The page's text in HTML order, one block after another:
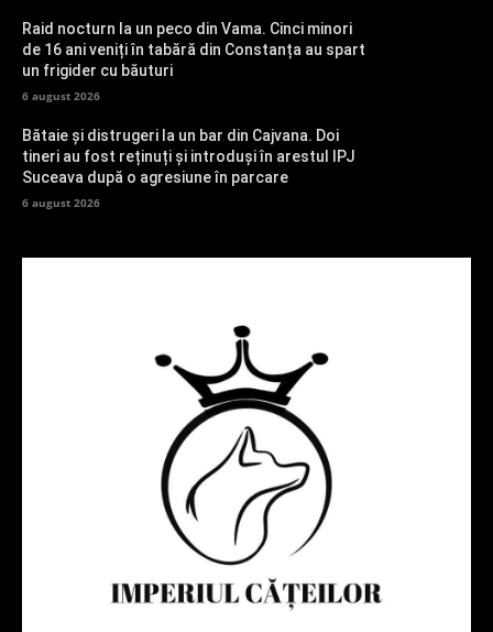
Raid nocturn la un peco din Vama. Cinci minori
de 16 ani veniți în tabără din Constanța au spart
un frigider cu băuturi
6 august 2026
Bătaie și distrugeri la un bar din Cajvana. Doi
tineri au fost reținuți și introduși în arestul IPJ
Suceava după o agresiune în parcare
6 august 2026